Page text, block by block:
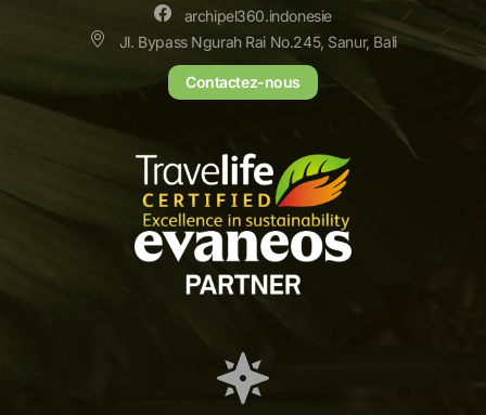
archipel360.indonesie
Jl. Bypass Ngurah Rai No.245, Sanur, Bali
Contactez-nous